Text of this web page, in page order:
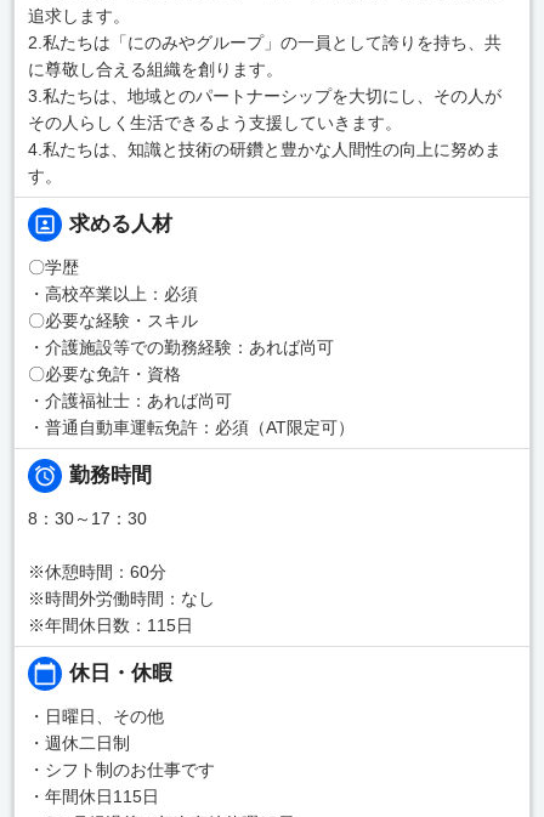
追求します。
2.私たちは「にのみやグループ」の一員として誇りを持ち、共
に尊敬し合える組織を創ります。
3.私たちは、地域とのパートナーシップを大切にし、その人が
その人らしく生活できるよう支援していきます。
4.私たちは、知識と技術の研鑽と豊かな人間性の向上に努めま
す。
求める人材
〇学歴
・高校卒業以上：必須
〇必要な経験・スキル
・介護施設等での勤務経験：あれば尚可
〇必要な免許・資格
・介護福祉士：あれば尚可
・普通自動車運転免許：必須（AT限定可）
勤務時間
8：30～17：30
※休憩時間：60分
※時間外労働時間：なし
※年間休日数：115日
休日・休暇
・日曜日、その他
・週休二日制
・シフト制のお仕事です
・年間休日115日